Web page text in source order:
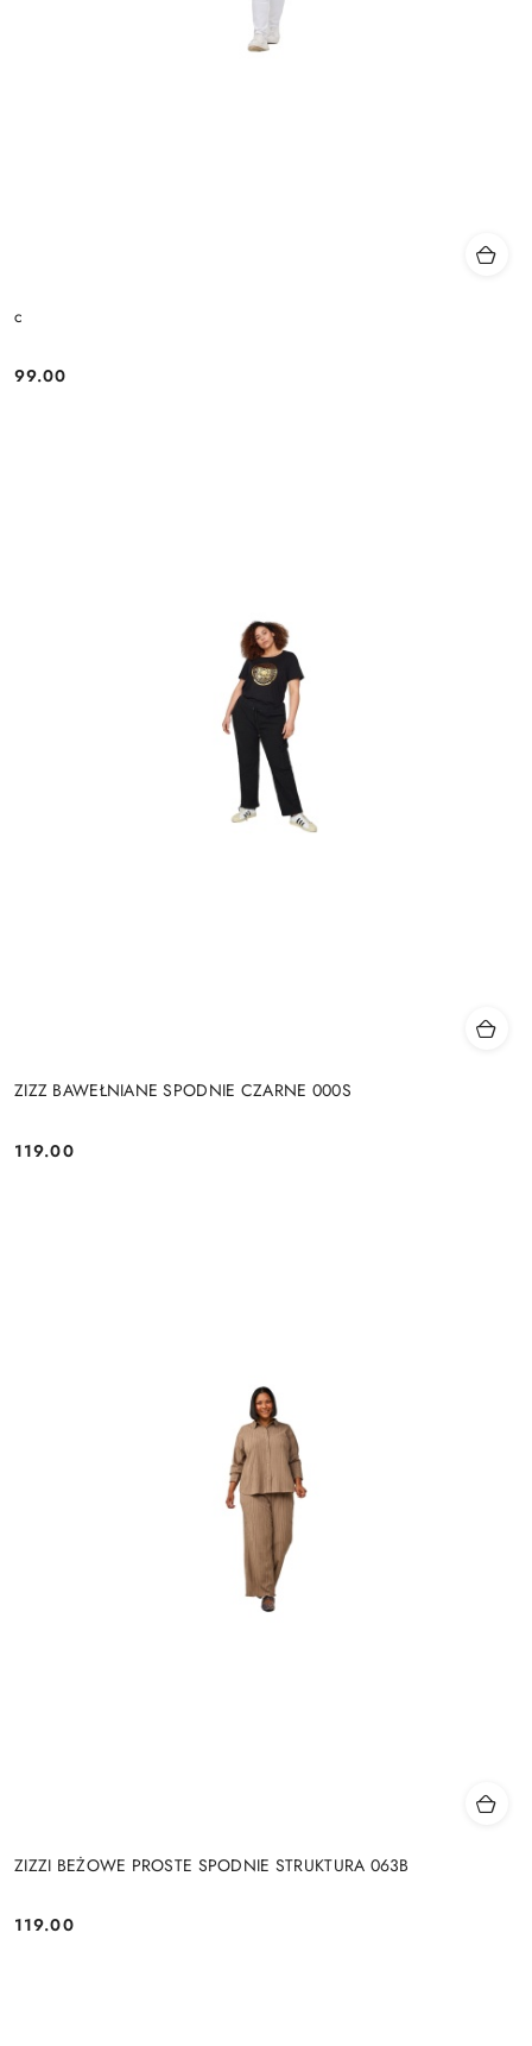
c
Cena:
99.00
ZIZZ BAWEŁNIANE SPODNIE CZARNE 000S
Cena:
119.00
ZIZZI BEŻOWE PROSTE SPODNIE STRUKTURA 063B
Cena:
119.00